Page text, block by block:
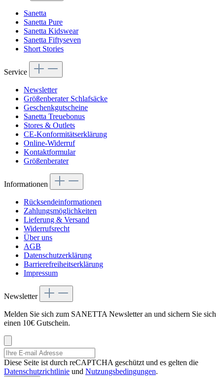
Sanetta
Sanetta Pure
Sanetta Kidswear
Sanetta Fiftyseven
Short Stories
Service
Newsletter
Größenberater Schlafsäcke
Geschenkgutscheine
Sanetta Treuebonus
Stores & Outlets
CE-Konformitätserklärung
Online-Widerruf
Kontaktformular
Größenberater
Informationen
Rücksendeinformationen
Zahlungsmöglichkeiten
Lieferung & Versand
Widerrufsrecht
Über uns
AGB
Datenschutzerklärung
Barrierefreiheitserklärung
Impressum
Newsletter
Melden Sie sich zum SANETTA Newsletter an und sichern Sie sich
einen 10€ Gutschein.
Diese Seite ist durch reCAPTCHA geschützt und es gelten die
Datenschutzrichtlinie und Nutzungsbedingungen.